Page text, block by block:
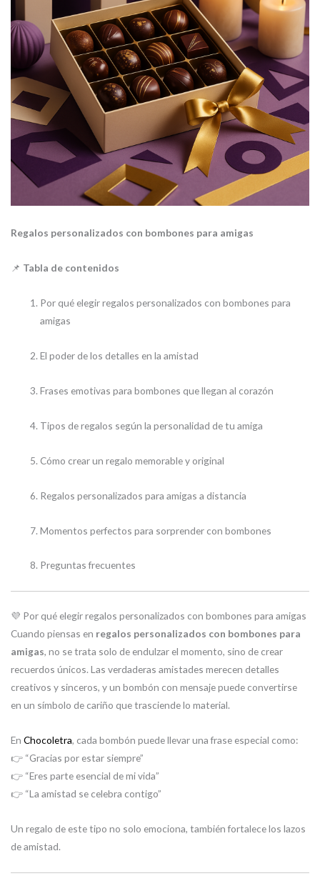
Regalos personalizados con bombones para amigas
📌 Tabla de contenidos
Por qué elegir regalos personalizados con bombones para
amigas
El poder de los detalles en la amistad
Frases emotivas para bombones que llegan al corazón
Tipos de regalos según la personalidad de tu amiga
Cómo crear un regalo memorable y original
Regalos personalizados para amigas a distancia
Momentos perfectos para sorprender con bombones
Preguntas frecuentes
💜 Por qué elegir regalos personalizados con bombones para amigas
Cuando piensas en regalos personalizados con bombones para
amigas, no se trata solo de endulzar el momento, sino de crear
recuerdos únicos. Las verdaderas amistades merecen detalles
creativos y sinceros, y un bombón con mensaje puede convertirse
en un símbolo de cariño que trasciende lo material.
En Chocoletra, cada bombón puede llevar una frase especial como:
👉 “Gracias por estar siempre”
👉 “Eres parte esencial de mi vida”
👉 “La amistad se celebra contigo”
Un regalo de este tipo no solo emociona, también fortalece los lazos
de amistad.